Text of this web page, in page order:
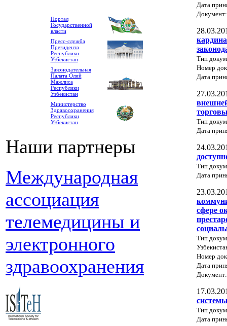
Портал
Государственной
власти
Пресс-служба
Президента
Республики
Узбекистан
Законодательная
Палата Олий
Мажлиса
Республики
Узбекистан
Министерство
Здравоохранения
Республики
Узбекистан
Наши партнеры
Международная
ассоциация
телемедицины и
электронного
здравоохранения
Дата
Тип
Номер
Дата
Тип
Дата
Тип
Дата
сфере
Тип
Номер
Дата
Тип
Дата